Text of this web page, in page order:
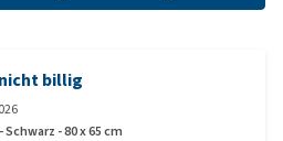
billig
- 80 x 65 cm